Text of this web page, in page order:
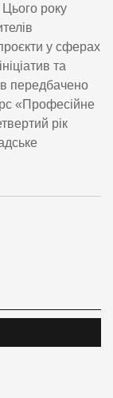
року
у сферах
та
передбачено
«Професійне
рік